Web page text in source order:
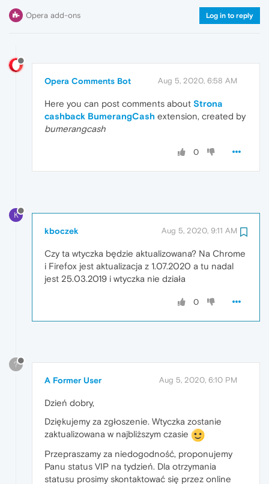
Opera add-ons Log in to reply
Opera Comments Bot Aug 5, 2020, 6:58 AM
Here you can post comments about Strona
cashback BumerangCash extension, created by
bumerangcash
0
K
kboczek Aug 5, 2020, 9:11 AM
Czy ta wtyczka będzie aktualizowana? Na Chrome
i Firefox jest aktualizacja z 1.07.2020 a tu nadal
jest 25.03.2019 i wtyczka nie działa
0
?
A Former User Aug 5, 2020, 6:10 PM
Dzień dobry,
Dziękujemy za zgłoszenie. Wtyczka zostanie
zaktualizowana w najbliższym czasie
Przepraszamy za niedogodność, proponujemy
Panu status VIP na tydzień. Dla otrzymania
statusu prosimy skontaktować się przez online